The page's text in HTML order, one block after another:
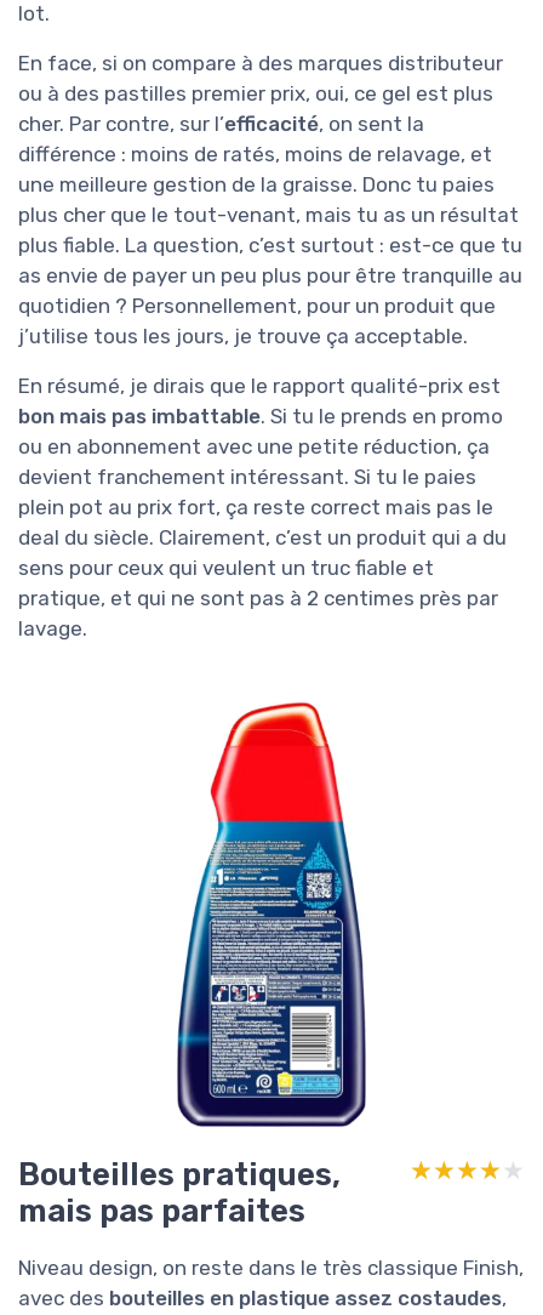
lot.
En face, si on compare à des marques distributeur
ou à des pastilles premier prix, oui, ce gel est plus
cher. Par contre, sur l’efficacité, on sent la
différence : moins de ratés, moins de relavage, et
une meilleure gestion de la graisse. Donc tu paies
plus cher que le tout-venant, mais tu as un résultat
plus fiable. La question, c’est surtout : est-ce que tu
as envie de payer un peu plus pour être tranquille au
quotidien ? Personnellement, pour un produit que
j’utilise tous les jours, je trouve ça acceptable.
En résumé, je dirais que le rapport qualité-prix est
bon mais pas imbattable. Si tu le prends en promo
ou en abonnement avec une petite réduction, ça
devient franchement intéressant. Si tu le paies
plein pot au prix fort, ça reste correct mais pas le
deal du siècle. Clairement, c’est un produit qui a du
sens pour ceux qui veulent un truc fiable et
pratique, et qui ne sont pas à 2 centimes près par
lavage.
Bouteilles pratiques,
mais pas parfaites
★★★★★
★★★★★
Niveau design, on reste dans le très classique Finish,
avec des bouteilles en plastique assez costaudes,